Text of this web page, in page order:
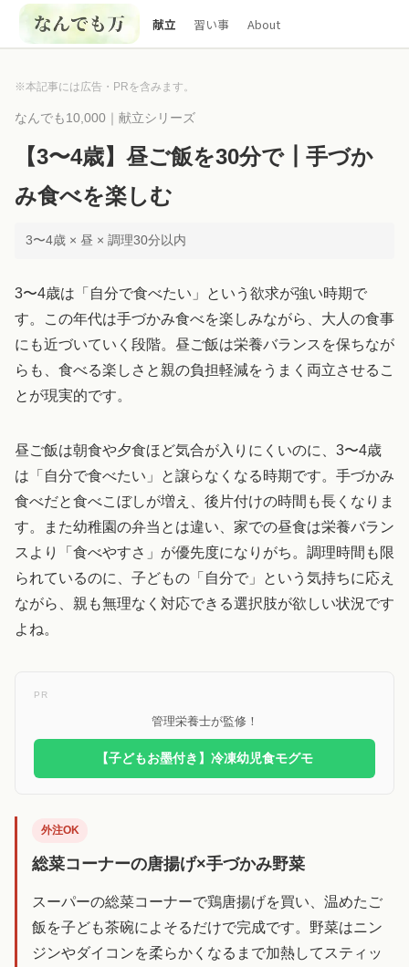
献立 習い事 About
※本記事には広告・PRを含みます。
なんでも10,000｜献立シリーズ
【3〜4歳】昼ご飯を30分で┃手づか
み食べを楽しむ
3〜4歳 × 昼 × 調理30分以内
3〜4歳は「自分で食べたい」という欲求が強い時期で
す。この年代は手づかみ食べを楽しみながら、大人の食事
にも近づいていく段階。昼ご飯は栄養バランスを保ちなが
らも、食べる楽しさと親の負担軽減をうまく両立させるこ
とが現実的です。
昼ご飯は朝食や夕食ほど気合が入りにくいのに、3〜4歳
は「自分で食べたい」と譲らなくなる時期です。手づかみ
食べだと食べこぼしが増え、後片付けの時間も長くなりま
す。また幼稚園の弁当とは違い、家での昼食は栄養バラン
スより「食べやすさ」が優先度になりがち。調理時間も限
られているのに、子どもの「自分で」という気持ちに応え
ながら、親も無理なく対応できる選択肢が欲しい状況です
よね。
PR
管理栄養士が監修！
【子どもお墨付き】冷凍幼児食モグモ
外注OK
総菜コーナーの唐揚げ×手づかみ野菜
スーパーの総菜コーナーで鶏唐揚げを買い、温めたご
飯を子ども茶碗によそるだけで完成です。野菜はニン
ジンやダイコンを柔らかくなるまで加熱してスティッ